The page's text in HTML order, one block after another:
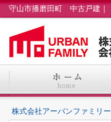
株式会社アーバンファミリー